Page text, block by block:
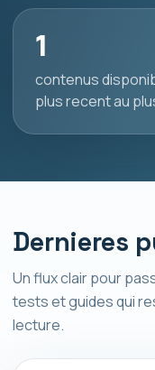
1
contenus
plus recent au
Dernieres
Un flux clair pour
tests et guides qui
lecture.